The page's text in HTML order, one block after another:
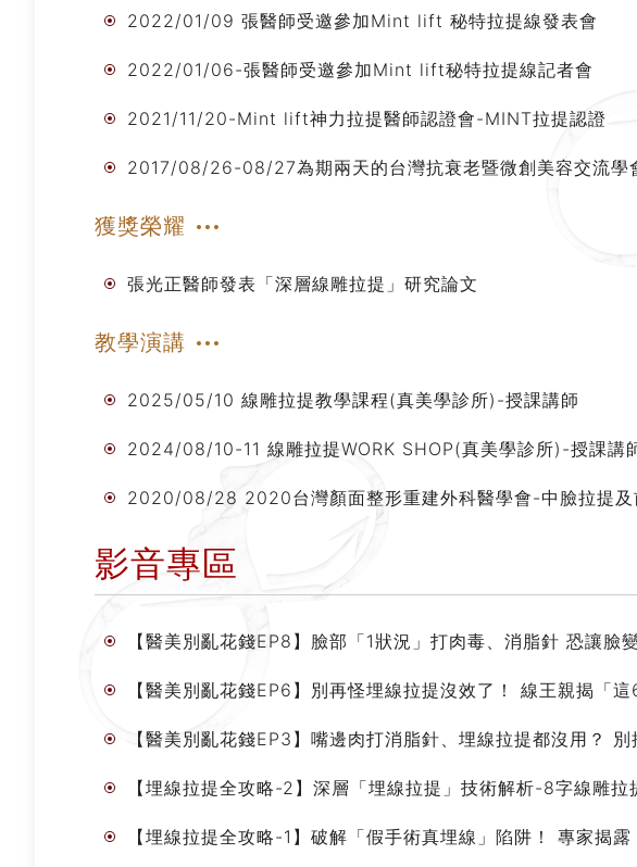
2022/01/09 張醫師受邀參加Mint lift 秘特拉提線發表會
2022/01/06-張醫師受邀參加Mint lift秘特拉提線記者會
2021/11/20-Mint lift神力拉提醫師認證會-MINT拉提認證
2017/08/26-08/27為期兩天的台灣抗衰老暨微創美容交流學
獲獎榮耀
張光正醫師發表「深層線雕拉提」研究論文
教學演講
2025/05/10 線雕拉提教學課程(真美學診所)-授課講師
2024/08/10-11 線雕拉提WORK SHOP(真美學診所)-授課講
2020/08/28 2020台灣顏面整形重建外科醫學會-中臉拉提及
影音專區
【醫美別亂花錢EP8】臉部「1狀況」打肉毒、消脂針 恐讓
【醫美別亂花錢EP6】別再怪埋線拉提沒效了！ 線王親揭「
【醫美別亂花錢EP3】嘴邊肉打消脂針、埋線拉提都沒用？
【埋線拉提全攻略-2】深層「埋線拉提」技術解析-8字線雕
【埋線拉提全攻略-1】破解「假手術真埋線」陷阱！ 專家揭